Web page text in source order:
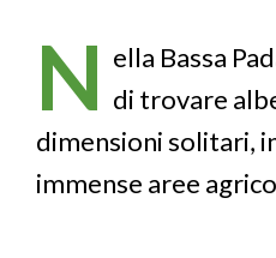
pane
N ella Bassa
di trovare
dimensioni solitari,
immense aree